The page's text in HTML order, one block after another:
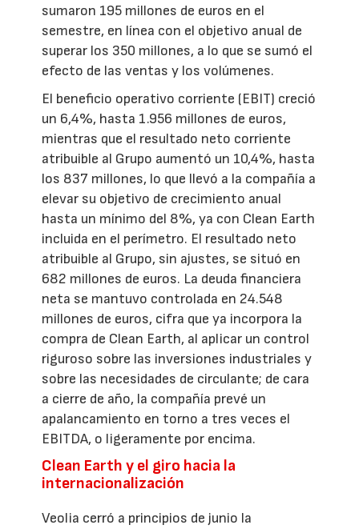
sumaron 195 millones de euros en el
semestre, en línea con el objetivo anual de
superar los 350 millones, a lo que se sumó el
efecto de las ventas y los volúmenes.
El beneficio operativo corriente (EBIT) creció
un 6,4%, hasta 1.956 millones de euros,
mientras que el resultado neto corriente
atribuible al Grupo aumentó un 10,4%, hasta
los 837 millones, lo que llevó a la compañía a
elevar su objetivo de crecimiento anual
hasta un mínimo del 8%, ya con Clean Earth
incluida en el perímetro. El resultado neto
atribuible al Grupo, sin ajustes, se situó en
682 millones de euros. La deuda financiera
neta se mantuvo controlada en 24.548
millones de euros, cifra que ya incorpora la
compra de Clean Earth, al aplicar un control
riguroso sobre las inversiones industriales y
sobre las necesidades de circulante; de cara
a cierre de año, la compañía prevé un
apalancamiento en torno a tres veces el
EBITDA, o ligeramente por encima.
Clean Earth y el giro hacia la
internacionalización
Veolia cerró a principios de junio la